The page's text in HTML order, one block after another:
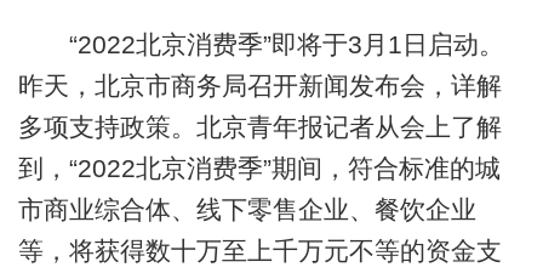
“2022北京消费季”即将于3月1日启动。
昨天，北京市商务局召开新闻发布会，详解
多项支持政策。北京青年报记者从会上了解
到，“2022北京消费季”期间，符合标准的城
市商业综合体、线下零售企业、餐饮企业
等，将获得数十万至上千万元不等的资金支